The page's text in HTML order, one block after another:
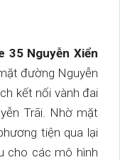
35 Nguyễn Xiển
đường Nguyễn
kết nối vành đai
Trãi. Nhờ mặt
tiện qua lại
cho các mô hình